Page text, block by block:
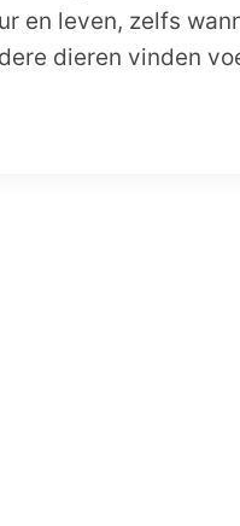
en leven, zelfs
dieren vinden